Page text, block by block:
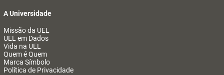
A Universidade
Missão da UEL
UEL em Dados
Vida na UEL
Quem é Quem
Marca Símbolo
Política de Privacidade